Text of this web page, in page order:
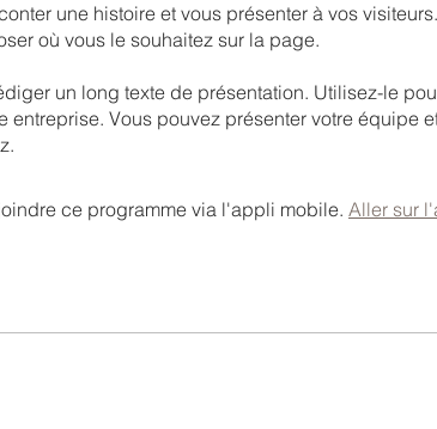
une histoire et vous présenter à vos
où vous le souhaitez sur la page.
un long texte de présentation. Utilisez-le
entreprise. Vous pouvez présenter votre équipe
ce programme via l'appli mobile. Aller sur